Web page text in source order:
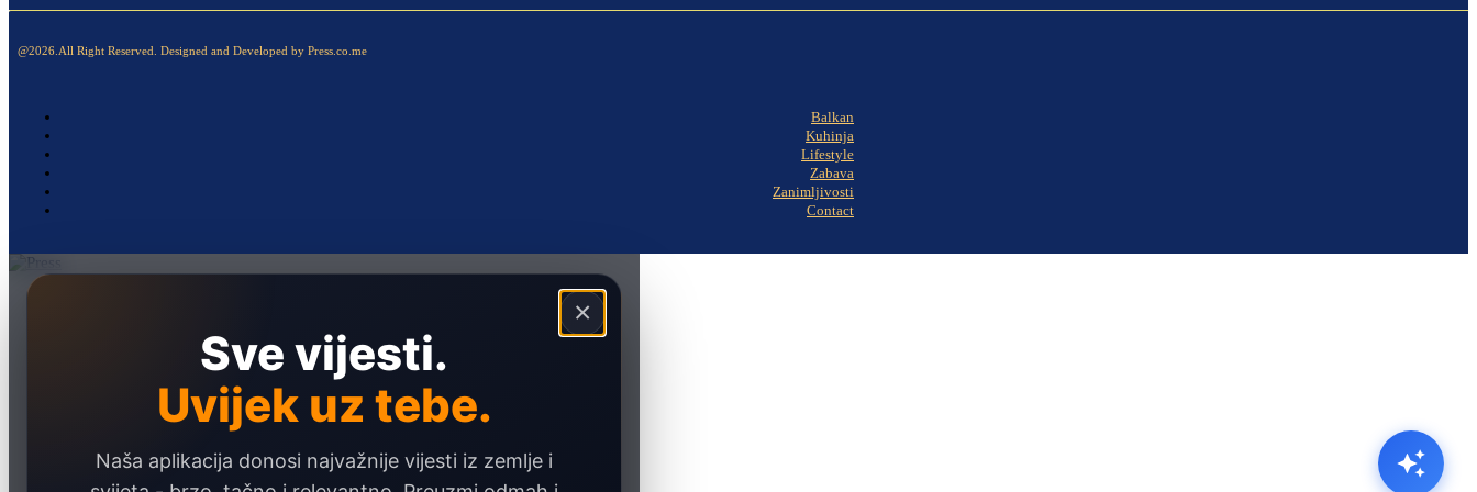
@2026.All Right Reserved. Designed and Developed by Press.co.me
Balkan
Kuhinja
Lifestyle
Zabava
Zanimljivosti
Contact
×
Sve vijesti.
Uvijek uz tebe.
Naša aplikacija donosi najvažnije vijesti iz zemlje i